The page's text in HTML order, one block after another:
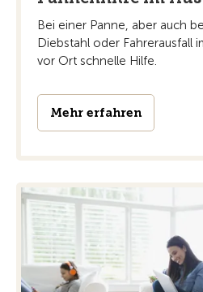
Bei einer Panne, aber auch
Diebstahl oder Fahrerausfall
vor Ort schnelle Hilfe.
Mehr erfahren